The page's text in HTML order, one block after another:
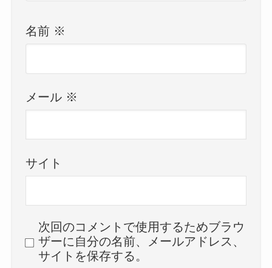
名前 ※
メール ※
サイト
次回のコメントで使用するためブラウ
ザーに自分の名前、メールアドレス、
サイトを保存する。